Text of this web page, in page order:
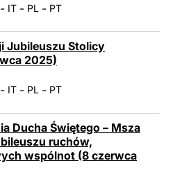
- IT - PL - PT
Jubileuszu Stolicy
2025)
- IT - PL - PT
Ducha Świętego – Msza
ruchów,
wspólnot (8 czerwca